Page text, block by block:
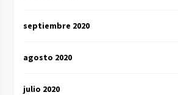
septiembre 2020
agosto 2020
julio 2020